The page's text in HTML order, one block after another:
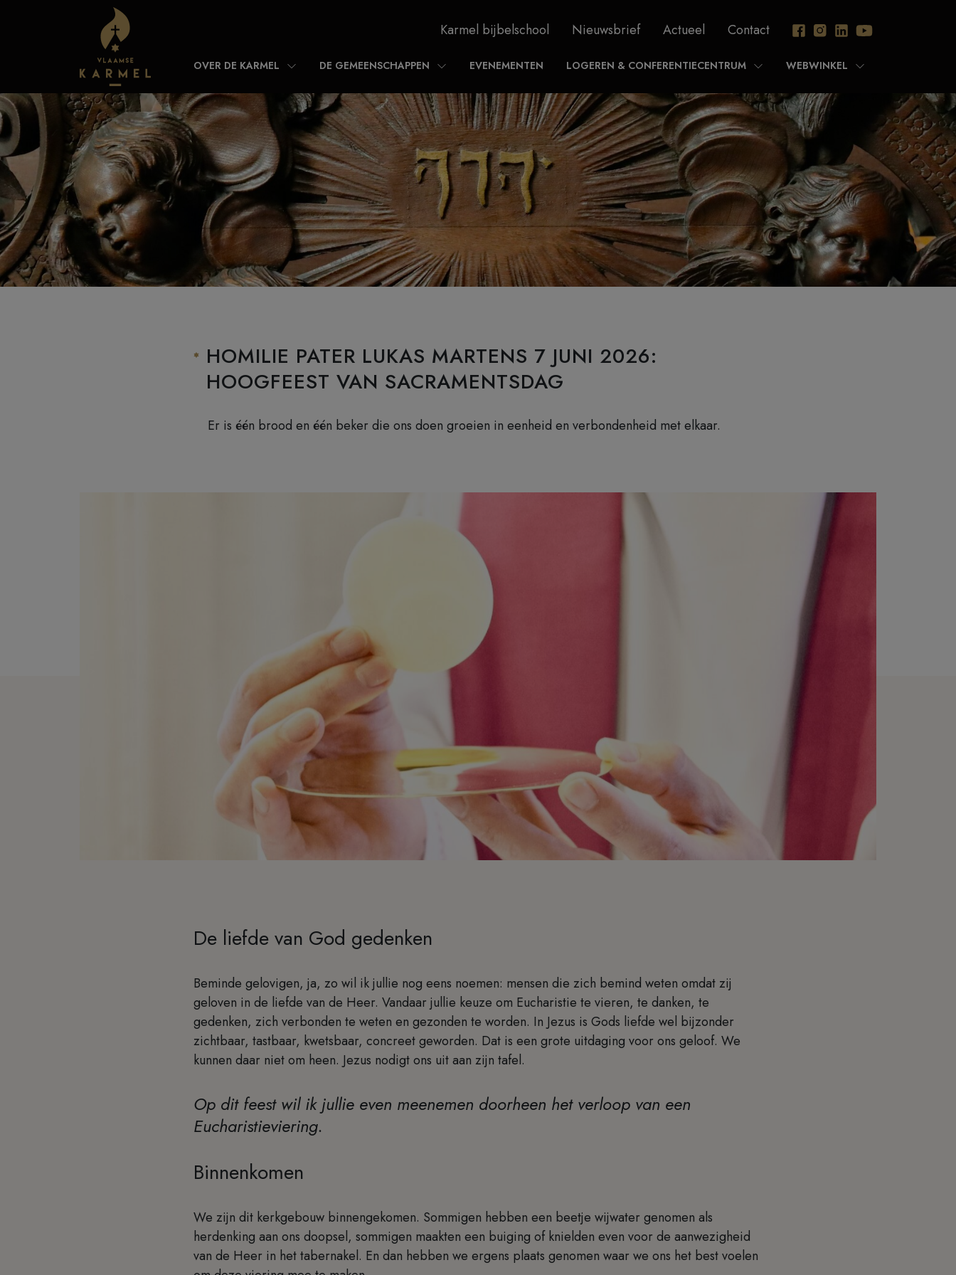
Karmel bijbelschool Nieuwsbrief Actueel Contact
OVER DE KARMEL DE GEMEENSCHAPPEN EVENEMENTEN LOGEREN & CONFERENTIECENTRUM WEBWINKEL
HOMILIE PATER LUKAS MARTENS 7 JUNI 2026:
HOOGFEEST VAN SACRAMENTSDAG
Er is één brood en één beker die ons doen groeien in eenheid en verbondenheid met elkaar.
De liefde van God gedenken
Beminde gelovigen, ja, zo wil ik jullie nog eens noemen: mensen die zich bemind weten omdat zij
geloven in de liefde van de Heer. Vandaar jullie keuze om Eucharistie te vieren, te danken, te
gedenken, zich verbonden te weten en gezonden te worden. In Jezus is Gods liefde wel bijzonder
zichtbaar, tastbaar, kwetsbaar, concreet geworden. Dat is een grote uitdaging voor ons geloof. We
kunnen daar niet om heen. Jezus nodigt ons uit aan zijn tafel.
Op dit feest wil ik jullie even meenemen doorheen het verloop van een
Eucharistieviering.
Binnenkomen
We zijn dit kerkgebouw binnengekomen. Sommigen hebben een beetje wijwater genomen als
herdenking aan ons doopsel, sommigen maakten een buiging of knielden even voor de aanwezigheid
van de Heer in het tabernakel. En dan hebben we ergens plaats genomen waar we ons het best voelen